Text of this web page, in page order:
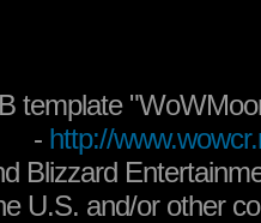
template
- http://
Blizzard
U.S. and/or other